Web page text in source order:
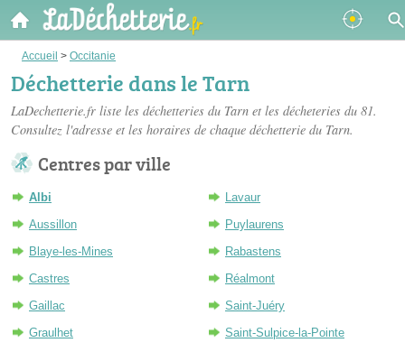
Accueil > Occitanie
Déchetterie dans le Tarn
LaDechetterie.fr liste les déchetteries du Tarn et les décheteries du 81.
Consultez l'adresse et les horaires de chaque déchetterie du Tarn.
Centres par ville
Albi
Aussillon
Blaye-les-Mines
Castres
Gaillac
Graulhet
Lavaur
Puylaurens
Rabastens
Réalmont
Saint-Juéry
Saint-Sulpice-la-Pointe